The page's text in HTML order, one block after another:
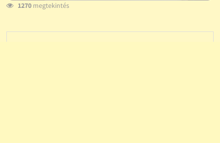
1270megtekintés